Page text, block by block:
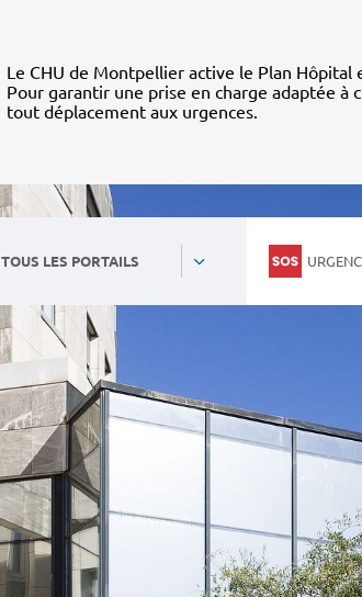
Le CHU de Montpellier active le Plan Hôpital
Pour garantir une prise en charge adaptée à
tout déplacement aux urgences.
TOUS LES PORTAILS